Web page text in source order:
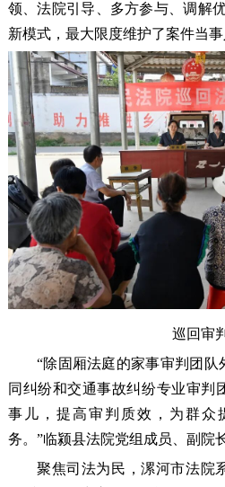
领、法院引导、多方参与、调解
新模式，最大限度维护了案件当事
巡回审
“除固厢法庭的家事审判团
同纠纷和交通事故纠纷专业审判
事儿，提高审判质效，为群众
务。”临颍县法院党组成员、副院
聚焦司法为民，漯河市法院